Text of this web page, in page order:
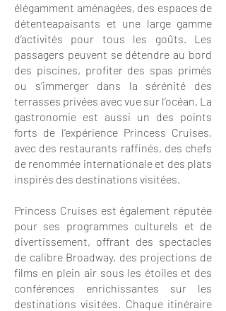
élégamment aménagées, des espaces de
détenteapaisants et une large gamme
d’activités pour tous les goûts. Les
passagers peuvent se détendre au bord
des piscines, profiter des spas primés
ou s’immerger dans la sérénité des
terrasses privées avec vue sur l’océan. La
gastronomie est aussi un des points
forts de l’expérience Princess Cruises,
avec des restaurants raffinés, des chefs
de renommée internationale et des plats
inspirés des destinations visitées.
Princess Cruises est également réputée
pour ses programmes culturels et de
divertissement, offrant des spectacles
de calibre Broadway, des projections de
films en plein air sous les étoiles et des
conférences enrichissantes sur les
destinations visitées. Chaque itinéraire